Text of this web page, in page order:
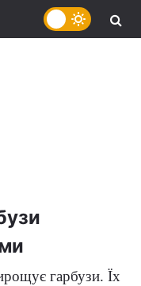
гарбузи. Їх